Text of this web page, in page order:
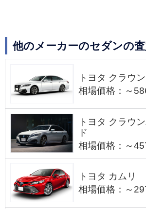
他のメーカーのセダンの
トヨタ クラウン
相場価格：～
トヨタ クラウ
ド
相場価格：～
トヨタ カムリ
相場価格：～